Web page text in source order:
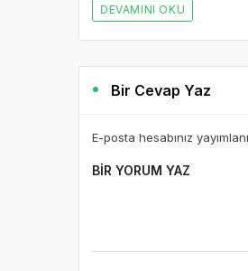
DEVAMINI OKU
Bir Cevap Yaz
E-posta hesabınız
BIR YORUM YAZ